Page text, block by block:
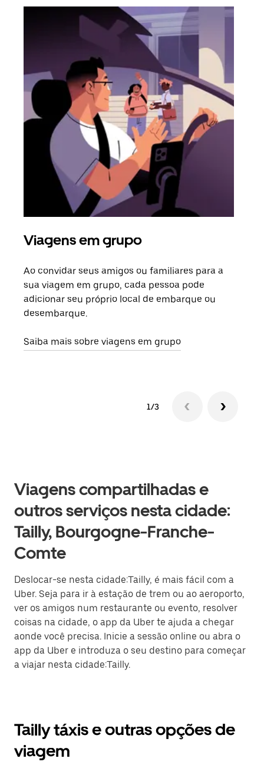
Viagens em grupo
Ao convidar seus amigos ou familiares para a
sua viagem em grupo, cada pessoa pode
adicionar seu próprio local de embarque ou
desembarque.
Saiba mais sobre viagens em grupo
1/3
Viagens compartilhadas e
outros serviços nesta cidade:
Tailly, Bourgogne-Franche-
Comte
Deslocar-se nesta cidade:Tailly, é mais fácil com a
Uber. Seja para ir à estação de trem ou ao aeroporto,
ver os amigos num restaurante ou evento, resolver
coisas na cidade, o app da Uber te ajuda a chegar
aonde você precisa. Inicie a sessão online ou abra o
app da Uber e introduza o seu destino para começar
a viajar nesta cidade:Tailly.
Tailly táxis e outras opções de
viagem